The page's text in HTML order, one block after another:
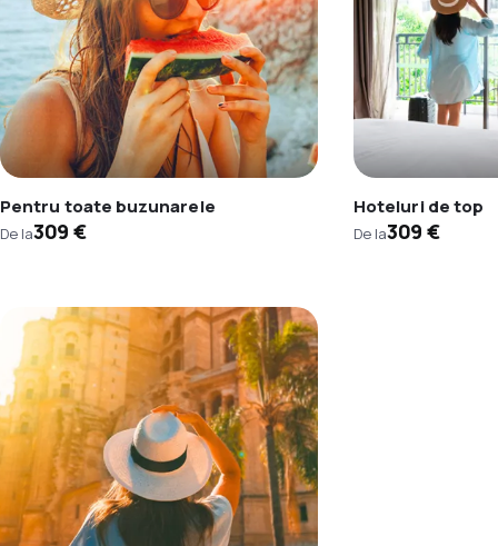
Pentru toate buzunarele
De la309 €
Hoteluri de top
De la309 €